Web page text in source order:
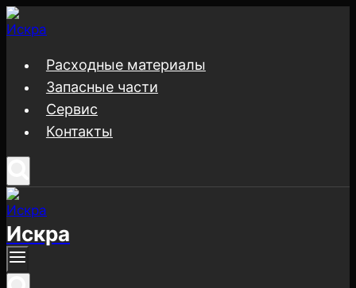
Перейти
к
содержимому
Расходные материалы
Запасные части
Сервис
Контакты
Искра